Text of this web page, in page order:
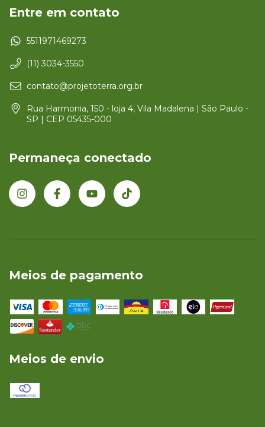
Entre em contato
5511971469273
(11) 3034-3550
contato@projetoterra.org.br
Rua Harmonia, 150 - loja 4, Vila Madalena | São Paulo -
SP | CEP 05435-000
Permaneça conectado
Meios de pagamento
Meios de envio